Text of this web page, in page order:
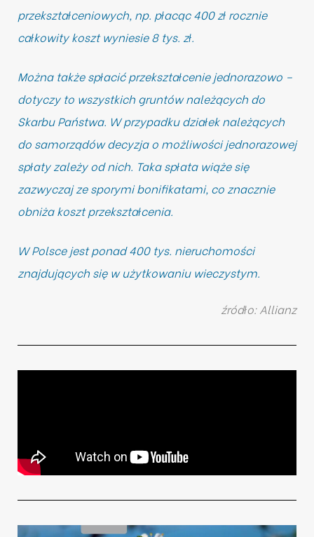
przekształceniowych, np. płacąc 400 zł rocznie
całkowity koszt wyniesie 8 tys. zł.
Można także spłacić przekształcenie jednorazowo –
dotyczy to wszystkich gruntów należących do
Skarbu Państwa. W przypadku działek należących
do samorządów decyzja o możliwości jednorazowej
spłaty zależy od nich. Taka spłata wiąże się
zazwyczaj ze sporymi bonifikatami, co znacznie
obniża koszt przekształcenia.
W Polsce jest ponad 400 tys. nieruchomości
znajdujących się w użytkowaniu wieczystym.
źródło: Allianz